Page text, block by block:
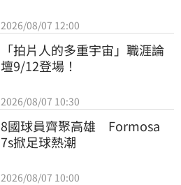
2026/08/07 12:00
「拍片人的多重宇宙」職涯論
壇9/12登場！
2026/08/07 10:30
8國球員齊聚高雄　Formosa
7s掀足球熱潮
2026/08/07 10:00